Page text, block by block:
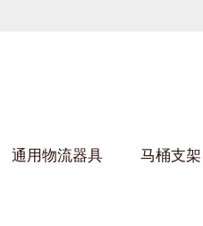
好色先生成人污架
通用物流器具 马桶支架